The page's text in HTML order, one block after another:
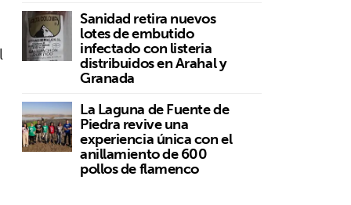
Sanidad retira nuevos
lotes de embutido
infectado con listeria
distribuidos en Arahal y
Granada
La Laguna de Fuente de
Piedra revive una
experiencia única con el
anillamiento de 600
pollos de flamenco